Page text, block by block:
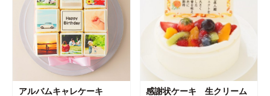
アルバムキャレケーキ 感謝状ケーキ 生クリーム